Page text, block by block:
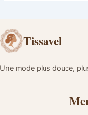
Tissavel
Une mode plus douce,